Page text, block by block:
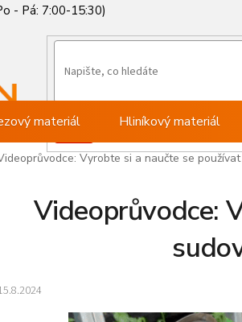
materiál Hliníkový materiál
Vyrobte si a naučte se
Videoprůvodce: